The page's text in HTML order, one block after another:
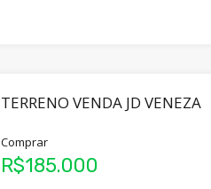
TERRENO VENDA JD VENEZA
Comprar
R$185.000